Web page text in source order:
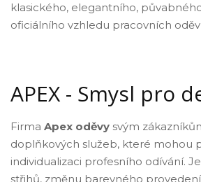
klasického, elegantního,
oficiálního vzhledu pracovních
APEX - Smysl pro
Firma Apex oděvy svým
doplňkových služeb, které mohou
individualizaci profesního odívání.
střihů, změnu barevného